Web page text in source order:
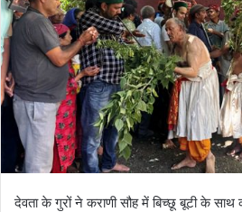
देवता के गुरों ने कराणी सौह में बिच्छू बूटी के